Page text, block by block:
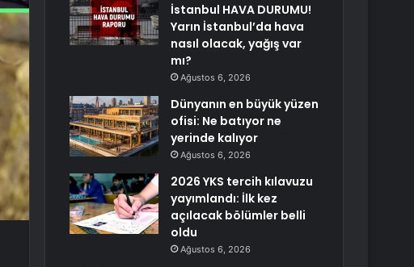
İstanbul HAVA DURUMU!
Yarın İstanbul’da hava
nasıl olacak, yağış var
mı?
Ağustos 6, 2026
Dünyanın en büyük yüzen
ofisi: Ne batıyor ne
yerinde kalıyor
Ağustos 6, 2026
2026 YKS tercih kılavuzu
yayımlandı: İlk kez
açılacak bölümler belli
oldu
Ağustos 6, 2026